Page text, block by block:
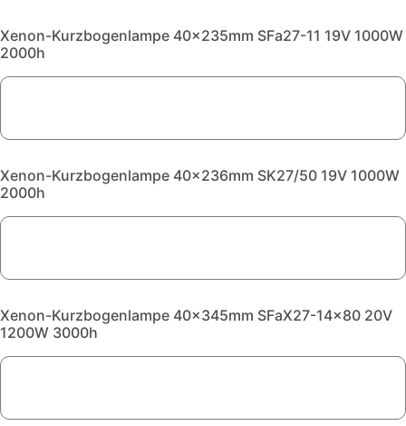
Xenon-Kurzbogenlampe 40x235mm SFa27-11 19V 1000W
2000h
Xenon-Kurzbogenlampe 40x236mm SK27/50 19V 1000W
2000h
Xenon-Kurzbogenlampe 40x345mm SFaX27-14x80 20V
1200W 3000h